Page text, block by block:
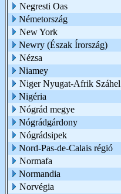
Negresti Oas
Németország
New York
Newry (Észak Írország)
Nézsa
Niamey
Niger Nyugat-Afrik
Nigéria
Nógrád megye
Nógrádgárdony
Nógrádsipek
Nord-Pas-de-Calais régió
Normafa
Normandia
Norvégia